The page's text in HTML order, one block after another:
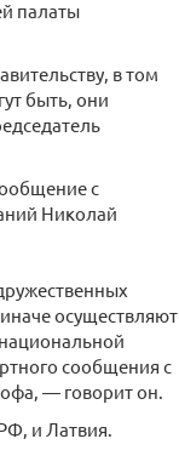
палаты
в том
быть, они
с
Николай
осуществляют
сообщения с
— говорит он.
и Латвия.